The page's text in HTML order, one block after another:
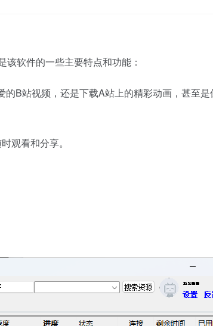
软件的一些主要特点和功能：
B站视频，还是下载A站上的精彩动画，甚至
观看和分享。